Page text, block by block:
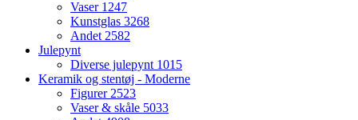
Vaser 1247
Kunstglas 3268
Andet 2582
Julepynt
Diverse julepynt 1015
Keramik og stentøj - Moderne
Figurer 2523
Vaser & skåle 5033